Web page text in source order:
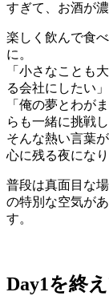
すぎて、お酒が
楽しく飲んで食
に。
「小さなことも
る会社にしたい」
「俺の夢とわが
らも一緒に挑戦
そんな熱い言葉
心に残る夜になり
普段は真面目な
の特別な空気が
す。
Day1を終